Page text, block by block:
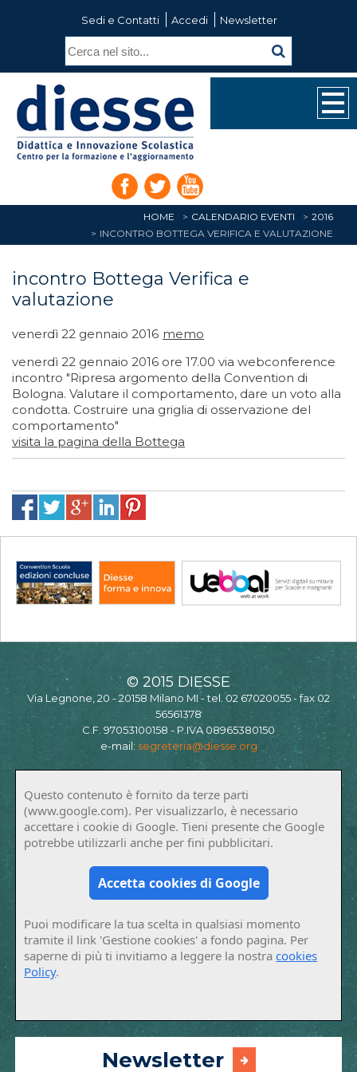
Sedi e Contatti Accedi Newsletter
HOME CALENDARIO EVENTI
2016
INCONTRO BOTTEGA VERIFICA E VALUTAZIONE
incontro Bottega Verifica e
valutazione
venerdì 22 gennaio 2016 memo
venerdì 22 gennaio 2016 ore 17.00 via webconference
incontro "Ripresa argomento della Convention di
Bologna. Valutare il comportamento, dare un voto alla
condotta. Costruire una griglia di osservazione del
comportamento"
visita la pagina della Bottega
© 2015 DIESSE
Via Legnone, 20 - 20158 Milano MI - tel. 02 67020055 - fax 02
56561378
C.F. 97053100158 - P.IVA 08965380150
e-mail: segreteria@diesse.org
Questo contenuto è fornito da terze parti
(www.google.com). Per visualizzarlo, è necessario
accettare i cookie di Google. Tieni presente che Google
potrebbe utilizzarli anche per fini pubblicitari.
Accetta cookies di Google
Puoi modificare la tua scelta in qualsiasi momento
tramite il link 'Gestione cookies' a fondo pagina. Per
saperne di più ti invitiamo a leggere la nostracookies
Policy.
Newsletter